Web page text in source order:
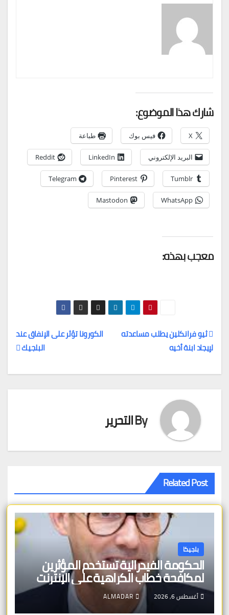
شارك هذا الموضوع:
X فيس بوك طباعة
البريد الإلكتروني LinkedIn
Reddit
Tumblr
Pinterest
Telegram
WhatsApp
Mastodon
معجب بهذه:
تصفّح
المقالات
الكورونا تؤثر على الإنفاق عند
البلجيك
ثيو فرانكلين يطلب مساعدته
لإيجاد ابنة أخيه
Byالتحرير
Related Post
بلجيكا
الحكومة الفيدرالية تستخدم المؤثرين
لمكافحة خطاب الكراهية على الإنترنت
أغسطس 6, 2026 ALMADAR